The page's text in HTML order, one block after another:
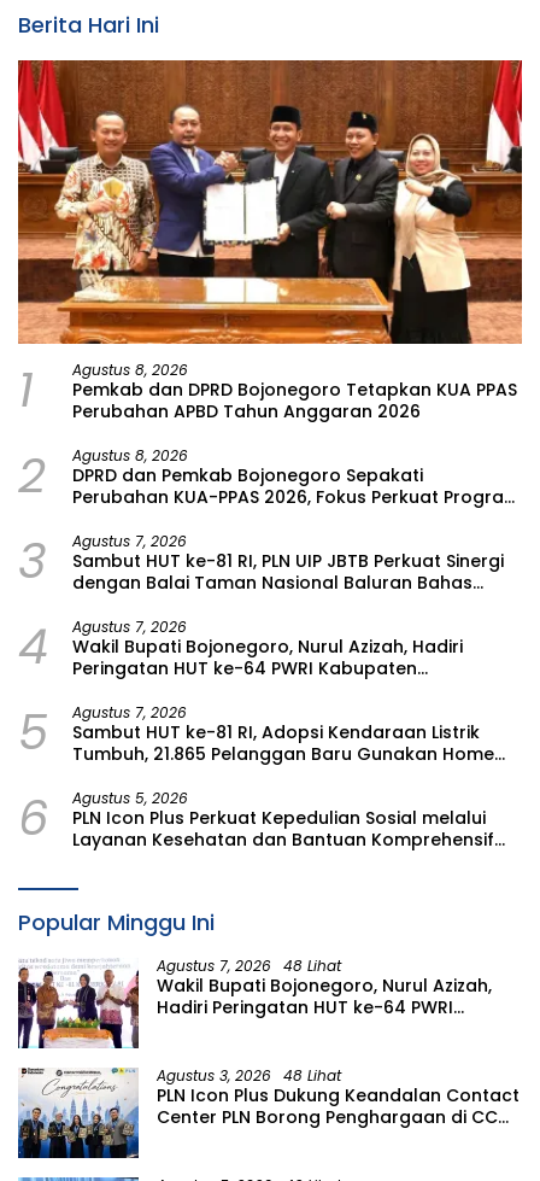
Berita Hari Ini
1 Agustus 8, 2026
Pemkab dan DPRD Bojonegoro Tetapkan KUA PPAS
Perubahan APBD Tahun Anggaran 2026
2 Agustus 8, 2026
DPRD dan Pemkab Bojonegoro Sepakati
Perubahan KUA-PPAS 2026, Fokus Perkuat Program
3 Agustus 7, 2026
Sambut HUT ke-81 RI, PLN UIP JBTB Perkuat Sinergi
dengan Balai Taman Nasional Baluran Bahas
Watudodol/Kalipuro
4 Agustus 7, 2026
Wakil Bupati Bojonegoro, Nurul Azizah, Hadiri
Peringatan HUT ke-64 PWRI Kabupaten
5 Agustus 7, 2026
Sambut HUT ke-81 RI, Adopsi Kendaraan Listrik
Tumbuh, 21.865 Pelanggan Baru Gunakan Home
6 Agustus 5, 2026
PLN Icon Plus Perkuat Kepedulian Sosial melalui
Layanan Kesehatan dan Bantuan Komprehensif
Popular Minggu Ini
Agustus 7, 2026 48 Lihat
Wakil Bupati Bojonegoro, Nurul Azizah,
Hadiri Peringatan HUT ke-64 PWRI
Agustus 3, 2026 48 Lihat
PLN Icon Plus Dukung Keandalan Contact
Center PLN Borong Penghargaan di CCW